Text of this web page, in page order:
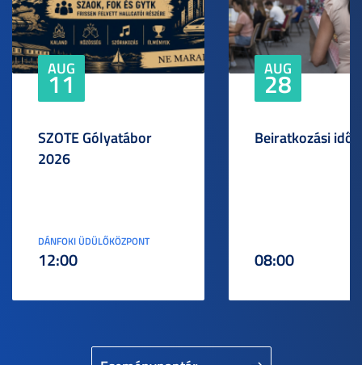
AUG
11
SZOTE Gólyatábor
2026
DÁNFOKI ÜDÜLŐKÖZPONT
12:00
AUG
28
Beiratkozási
08:00